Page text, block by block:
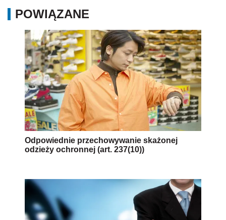
POWIĄZANE
Odpowiednie przechowywanie skażonej
odzieży ochronnej (art. 237(10))